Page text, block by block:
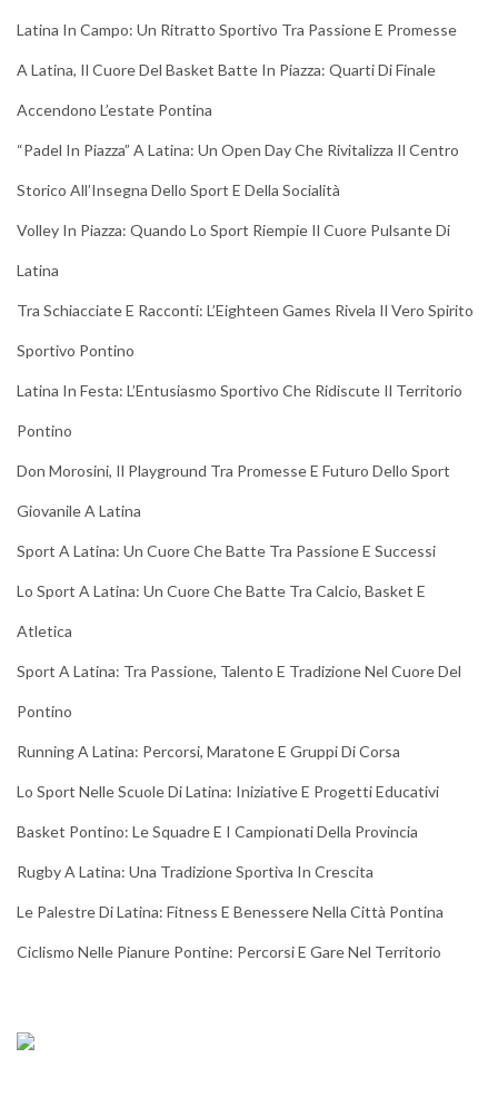
Latina In Campo: Un Ritratto Sportivo Tra Passione E Promesse
A Latina, Il Cuore Del Basket Batte In Piazza: Quarti Di Finale
Accendono L’estate Pontina
“Padel In Piazza” A Latina: Un Open Day Che Rivitalizza Il Centro
Storico All’Insegna Dello Sport E Della Socialità
Volley In Piazza: Quando Lo Sport Riempie Il Cuore Pulsante Di
Latina
Tra Schiacciate E Racconti: L’Eighteen Games Rivela Il Vero Spirito
Sportivo Pontino
Latina In Festa: L’Entusiasmo Sportivo Che Ridiscute Il Territorio
Pontino
Don Morosini, Il Playground Tra Promesse E Futuro Dello Sport
Giovanile A Latina
Sport A Latina: Un Cuore Che Batte Tra Passione E Successi
Lo Sport A Latina: Un Cuore Che Batte Tra Calcio, Basket E
Atletica
Sport A Latina: Tra Passione, Talento E Tradizione Nel Cuore Del
Pontino
Running A Latina: Percorsi, Maratone E Gruppi Di Corsa
Lo Sport Nelle Scuole Di Latina: Iniziative E Progetti Educativi
Basket Pontino: Le Squadre E I Campionati Della Provincia
Rugby A Latina: Una Tradizione Sportiva In Crescita
Le Palestre Di Latina: Fitness E Benessere Nella Città Pontina
Ciclismo Nelle Pianure Pontine: Percorsi E Gare Nel Territorio